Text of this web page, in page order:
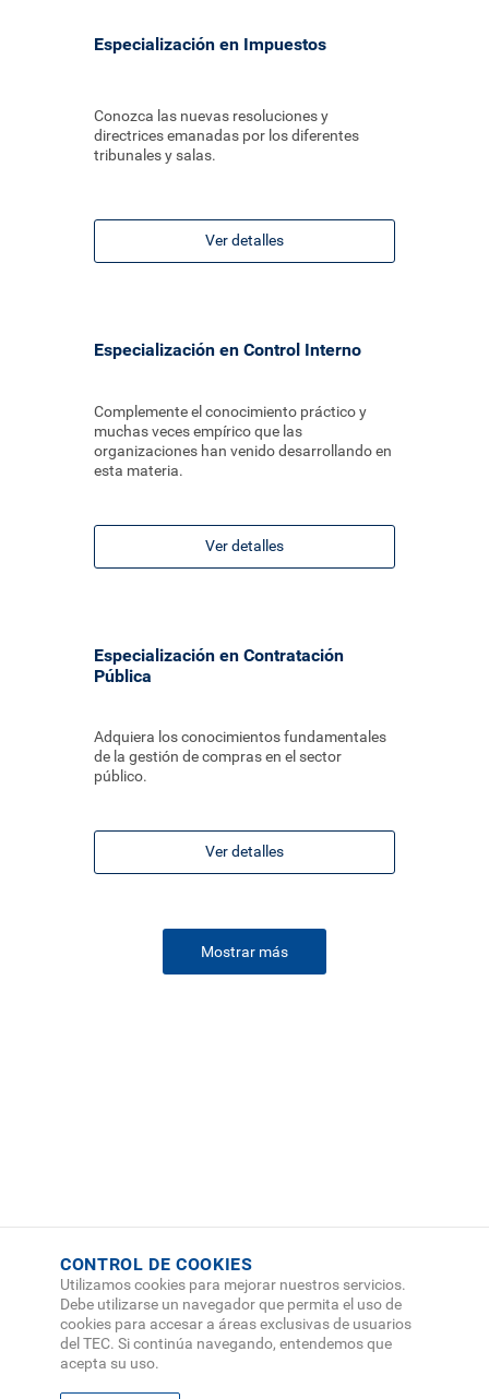
Especialización en Impuestos
Conozca las nuevas resoluciones y
directrices emanadas por los diferentes
tribunales y salas.
Ver detalles
Especialización en Control Interno
Complemente el conocimiento práctico y
muchas veces empírico que las
organizaciones han venido desarrollando en
esta materia.
Ver detalles
Especialización en Contratación
Pública
Adquiera los conocimientos fundamentales
de la gestión de compras en el sector
público.
Ver detalles
Mostrar más
CONTROL DE COOKIES
Utilizamos cookies para mejorar nuestros servicios.
Debe utilizarse un navegador que permita el uso de
cookies para accesar a áreas exclusivas de usuarios
del TEC. Si continúa navegando, entendemos que
acepta su uso.